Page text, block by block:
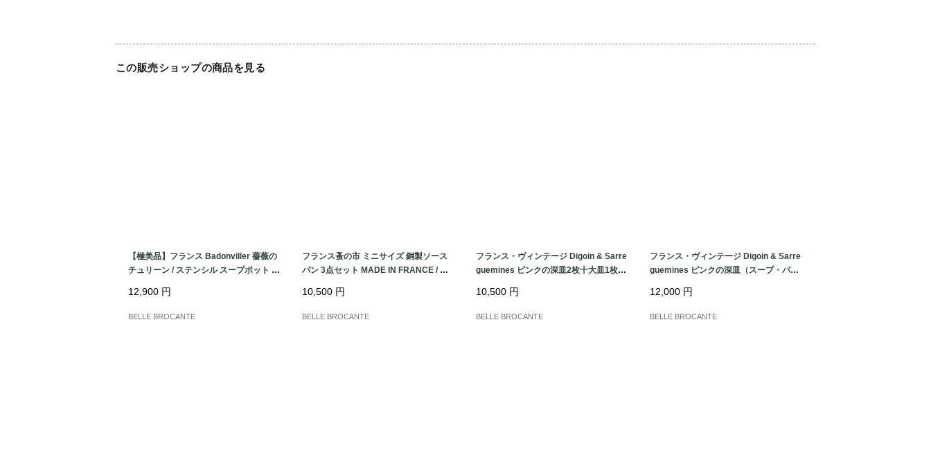
この販売ショップの商品を見る
【極美品】フランス Badonviller 薔薇の
チュリーン / ステンシル スープポット 蓋
週間）
12,900 円
BELLE BROCANTE
フランス蚤の市 ミニサイズ 銅製ソース
パン 3点セット MADE IN FRANCE / 真
10,500 円
BELLE BROCANTE
フランス・ヴィンテージ Digoin & Sarre
guemines ピンクの深皿2枚十大皿1枚｜
10,500 円
BELLE BROCANTE
フランス・ヴィンテージ Digoin & Sarre
guemines ピンクの深皿（スープ・パス
（到着まで2-3週間）
12,000 円
BELLE BROCANTE